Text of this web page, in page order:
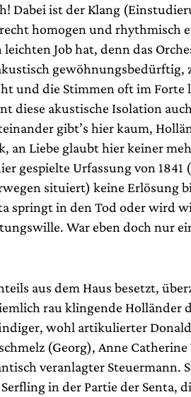
Dabei ist der Klang
homogen und rhythmisch
Job hat, denn das
gewöhnungsbedürftig,
und die Stimmen oft im Forte
diese akustische Isolation
gibt’s hier kaum,
an Liebe glaubt hier keiner
gespielte Urfassung von 1841
situiert) keine Erlösung
springt in den Tod oder wird
War eben doch nur
aus dem Haus besetzt,
rau klingende Holländer
wohl artikulierter
(Georg), Anne
veranlagter Steuermann.
in der Partie der Senta,